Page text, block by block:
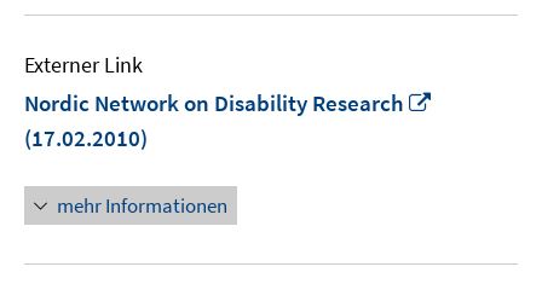
Externer Link
Nordic Network on Disability Research
(17.02.2010)
mehr Informationen